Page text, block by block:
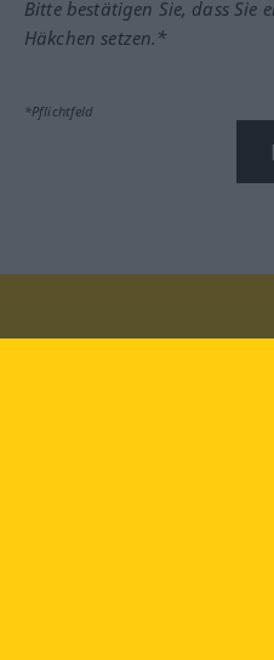
Bitte bestätigen Sie, dass Sie
Häkchen setzen.*
*Pflichtfeld
Besuchen Sie uns auf: